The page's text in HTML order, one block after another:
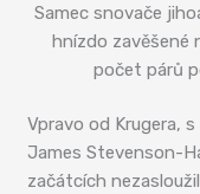
Samec snovače
hnízdo zavěšené
počet párů
Vpravo od Krugera,
James Stevenson-
začátcích